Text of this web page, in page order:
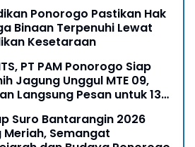
Ponorogo Pastikan Hak
Binaan Terpenuhi Lewat
Kesetaraan
PT PAM Ponorogo Siap
Jagung Unggul MTE 09,
Langsung Pesan untuk 13
Suro Bantarangin 2026
Meriah, Semangat